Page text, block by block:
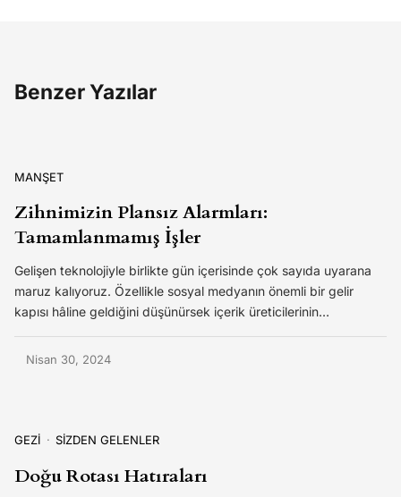
Benzer Yazılar
MANŞET
Zihnimizin Plansız Alarmları:
Tamamlanmamış İşler
Gelişen teknolojiyle birlikte gün içerisinde çok sayıda uyarana
maruz kalıyoruz. Özellikle sosyal medyanın önemli bir gelir
kapısı hâline geldiğini düşünürsek içerik üreticilerinin…
Nisan 30, 2024
GEZİ SİZDEN GELENLER
Doğu Rotası Hatıraları